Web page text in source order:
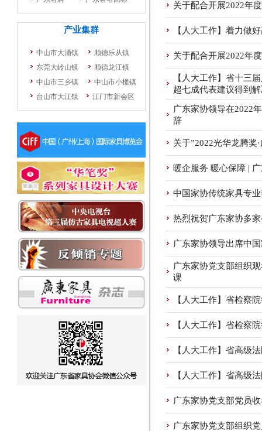
关于配合开展2022年
【人大工作】着力做
关于配合开展2022年
【人大工作】省十三
超七成代表建议得到
广东家协领导在2022
辞
关于”2022光华龙腾奖
暖企服务 暖心保障 |
中国家协传统家具专
热烈祝贺广东家协多
广东家协领导出席中
广东家协党支部组织
课
【人大工作】省检察
【人大工作】省检察
【人大工作】省高级
【人大工作】省高级
广东家协党支部党员
广东家协党支部组织